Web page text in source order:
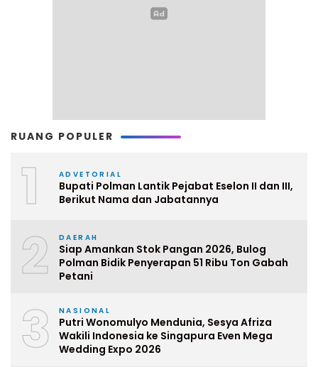
RUANG POPULER
1 ADVETORIAL
Bupati Polman Lantik Pejabat Eselon II dan III,
Berikut Nama dan Jabatannya
2 DAERAH
Siap Amankan Stok Pangan 2026, Bulog
Polman Bidik Penyerapan 51 Ribu Ton Gabah
Petani
3 NASIONAL
Putri Wonomulyo Mendunia, Sesya Afriza
Wakili Indonesia ke Singapura Even Mega
Wedding Expo 2026